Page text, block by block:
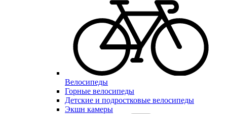
Велосипеды
Горные велосипеды
Детские и подростковые велосипеды
Экшн камеры